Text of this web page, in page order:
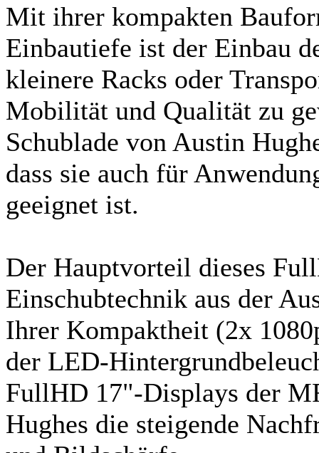
Mit ihrer kompakten
Einbautiefe ist der Einbau
kleinere Racks oder
Mobilität und Qualität zu
Schublade von Austin
dass sie auch für
geeignet ist.
Der Hauptvorteil dieses
Einschubtechnik aus der
Ihrer Kompaktheit (2x
der LED-
FullHD 17"-Displays der
Hughes die steigende